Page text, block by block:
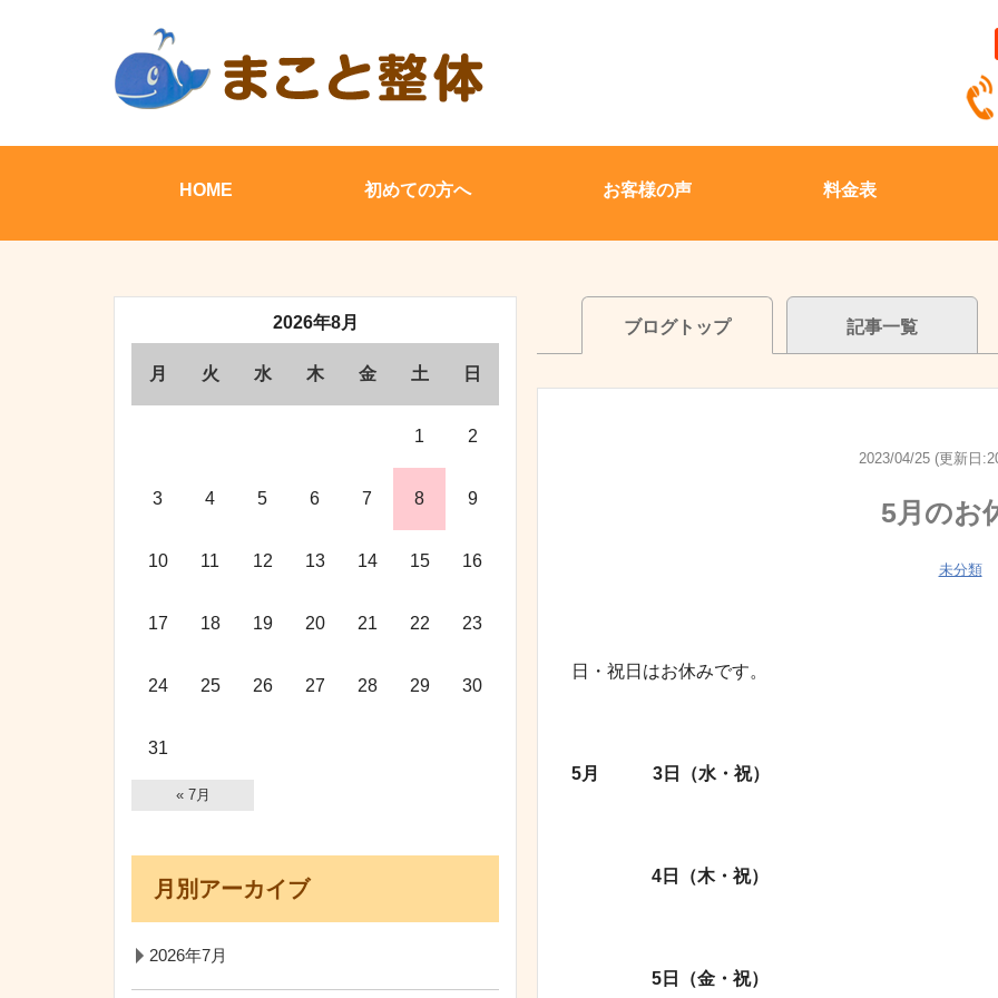
HOME 初めての方へ お客様の声 料金表
ブログトップ 記事一覧
2023/04/25 (更新日
5月のお
未分類
日・祝日はお休みです。
5月 3 日（水・祝）
4日（木・祝）
5 日（金・祝）
2026年8月
月 火 水 木 金 土 日
1 2
3 4 5 6 7 8 9
10 11 12 13 14 15 16
17 18 19 20 21 22 23
24 25 26 27 28 29 30
31
« 7月
月別アーカイブ
2026年7月